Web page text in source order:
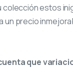
colección estos
un precio
que